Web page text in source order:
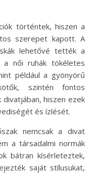
történtek, hiszen a
szerepet kapott. A
lehetővé tették a
női ruhák tökéletes
például a gyönyörű
szintén fontos
hiszen ezek
és ízlését.
nemcsak a divat
a társadalmi normák
bátran kísérleteztek,
saját stílusukat,